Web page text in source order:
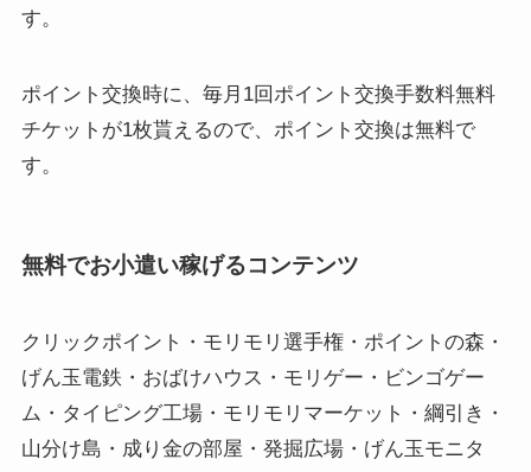
す。
ポイント交換時に、毎月1回ポイント交換手数料無料
チケットが1枚貰えるので、ポイント交換は無料で
す。
無料でお小遣い稼げるコンテンツ
クリックポイント・モリモリ選手権・ポイントの森・
げん玉電鉄・おばけハウス・モリゲー・ビンゴゲー
ム・タイピング工場・モリモリマーケット・綱引き・
山分け島・成り金の部屋・発掘広場・げん玉モニタ